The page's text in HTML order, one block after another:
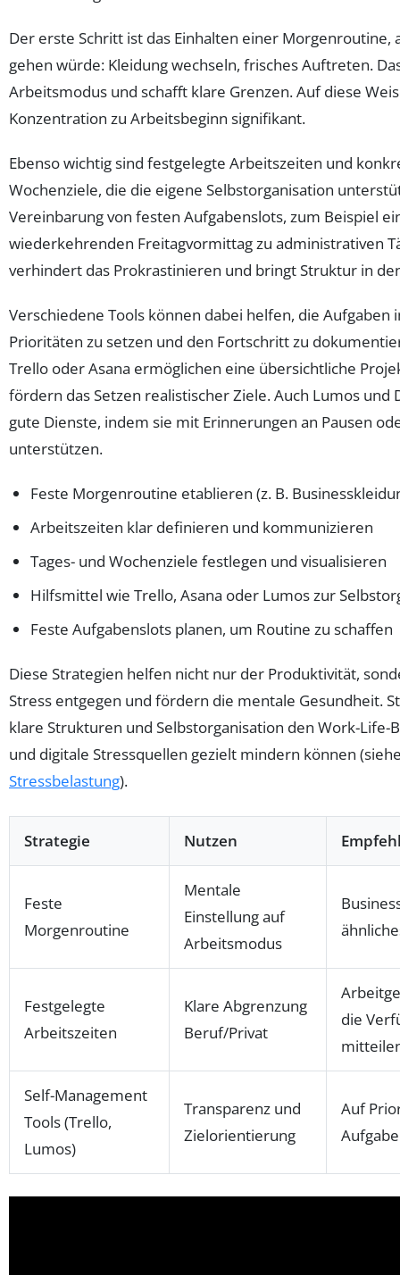
Der erste Schritt ist das Einhalten einer Morgenroutine,
gehen würde: Kleidung wechseln, frisches Auftreten.
Arbeitsmodus und schafft klare Grenzen. Auf diese
Konzentration zu Arbeitsbeginn signifikant.
Ebenso wichtig sind festgelegte Arbeitszeiten und
Wochenziele, die die eigene Selbstorganisation
Vereinbarung von festen Aufgabenslots, zum Beispiel
wiederkehrenden Freitagvormittag zu administrativen
verhindert das Prokrastinieren und bringt Struktur in
Verschiedene Tools können dabei helfen, die Aufgaben
Prioritäten zu setzen und den Fortschritt zu
Trello oder Asana ermöglichen eine übersichtliche
fördern das Setzen realistischer Ziele. Auch Lumos und
gute Dienste, indem sie mit Erinnerungen an Pausen
unterstützen.
Feste Morgenroutine etablieren (z. B.
Arbeitszeiten klar definieren und kommunizieren
Tages- und Wochenziele festlegen und visualisieren
Hilfsmittel wie Trello, Asana oder Lumos zur
Feste Aufgabenslots planen, um Routine zu schaffen
Diese Strategien helfen nicht nur der Produktivität,
Stress entgegen und fördern die mentale Gesundheit.
klare Strukturen und Selbstorganisation den Work-Life-
und digitale Stressquellen gezielt mindern können
Stressbelastung).
Strategie Nutzen
Feste
Morgenroutine
Mentale
Einstellung auf
Arbeitsmodus
Festgelegte
Arbeitszeiten
Klare Abgrenzung
Beruf/Privat
die
Self-Management
Tools (Trello,
Lumos)
Transparenz und
Zielorientierung
Auf